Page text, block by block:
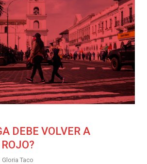
DEBE VOLVER A
Gloria Taco